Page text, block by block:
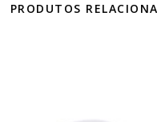
PRODUTOS